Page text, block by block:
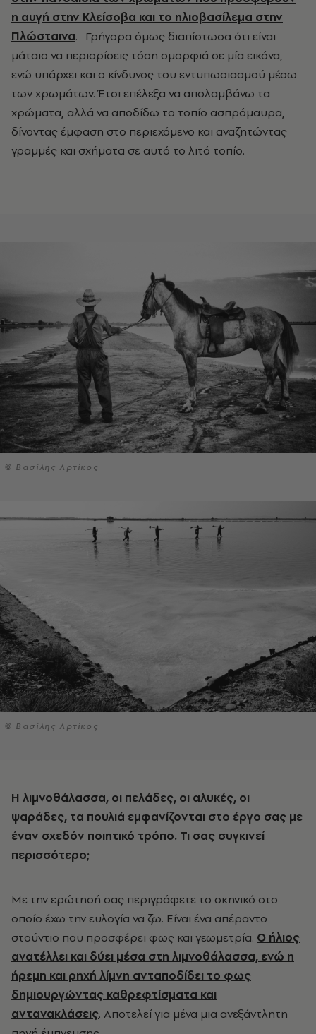
η αυγή στην Κλείσοβα και το ηλιοβασίλεμα στην
Πλώσταινα. Γρήγορα όμως διαπίστωσα ότι είναι
μάταιο να περιορίσεις τόση ομορφιά σε μία εικόνα,
ενώ υπάρχει και ο κίνδυνος του εντυπωσιασμού μέσω
των χρωμάτων. Έτσι επέλεξα να απολαμβάνω τα
χρώματα, αλλά να αποδίδω το τοπίο ασπρόμαυρα,
δίνοντας έμφαση στο περιεχόμενο και αναζητώντας
γραμμές και σχήματα σε αυτό το λιτό τοπίο.
© Βασίλης Αρτίκος
© Βασίλης Αρτίκος
Η λιμνοθάλασσα, οι πελάδες, οι αλυκές, οι
ψαράδες, τα πουλιά εμφανίζονται στο έργο σας με
έναν σχεδόν ποιητικό τρόπο. Τι σας συγκινεί
περισσότερο;
Με την ερώτησή σας περιγράφετε το σκηνικό στο
οποίο έχω την ευλογία να ζω. Είναι ένα απέραντο
στούντιο που προσφέρει φως και γεωμετρία. Ο ήλιος
ανατέλλει και δύει μέσα στη λιμνοθάλασσα, ενώ η
ήρεμη και ρηχή λίμνη ανταποδίδει το φως
δημιουργώντας καθρεφτίσματα και
αντανακλάσεις. Αποτελεί για μένα μια ανεξάντλητη